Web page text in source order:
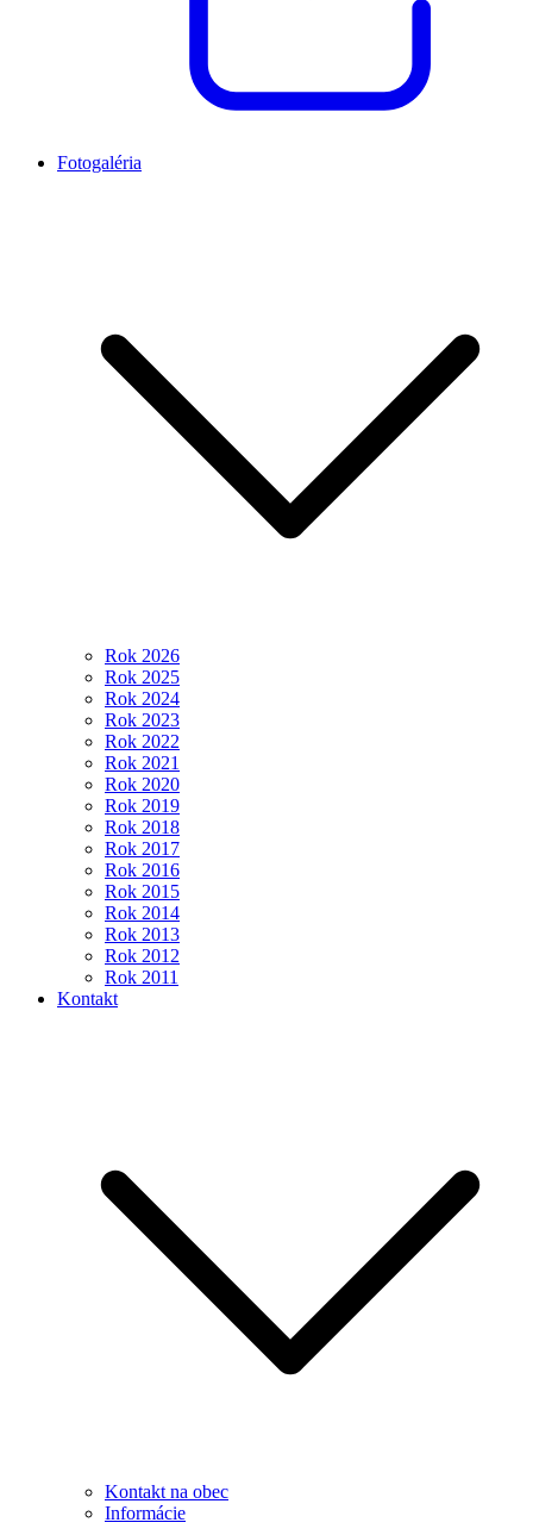
Fotogaléria
Rok 2026
Rok 2025
Rok 2024
Rok 2023
Rok 2022
Rok 2021
Rok 2020
Rok 2019
Rok 2018
Rok 2017
Rok 2016
Rok 2015
Rok 2014
Rok 2013
Rok 2012
Rok 2011
Kontakt
Kontakt na obec
Informácie